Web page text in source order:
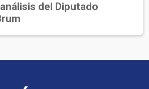
del Diputado